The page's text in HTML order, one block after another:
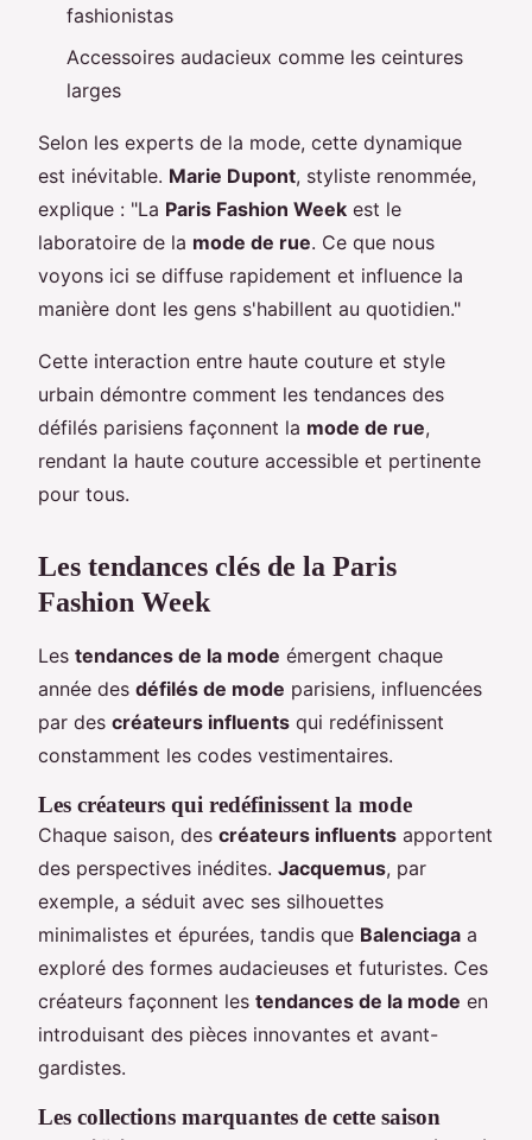
fashionistas
Accessoires audacieux comme les ceintures
larges
Selon les experts de la mode, cette dynamique
est inévitable. Marie Dupont, styliste renommée,
explique : "La Paris Fashion Week est le
laboratoire de la mode de rue. Ce que nous
voyons ici se diffuse rapidement et influence la
manière dont les gens s'habillent au quotidien."
Cette interaction entre haute couture et style
urbain démontre comment les tendances des
défilés parisiens façonnent la mode de rue,
rendant la haute couture accessible et pertinente
pour tous.
Les tendances clés de la Paris
Fashion Week
Les tendances de la mode émergent chaque
année des défilés de mode parisiens, influencées
par des créateurs influents qui redéfinissent
constamment les codes vestimentaires.
Les créateurs qui redéfinissent la mode
Chaque saison, des créateurs influents apportent
des perspectives inédites. Jacquemus, par
exemple, a séduit avec ses silhouettes
minimalistes et épurées, tandis que Balenciaga a
exploré des formes audacieuses et futuristes. Ces
créateurs façonnent les tendances de la mode en
introduisant des pièces innovantes et avant-
gardistes.
Les collections marquantes de cette saison